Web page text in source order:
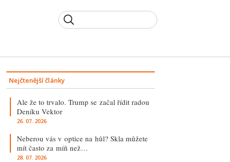
Nejčtenější články
Ale že to trvalo. Trump se začal řídit radou
Deníku Vektor
26. 07. 2026
Neberou vás v optice na hůl? Skla můžete
mít často za míň než…
28. 07. 2026